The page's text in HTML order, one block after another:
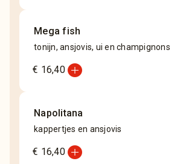
Mega fish
tonijn, ansjovis, ui en champignons
€ 16,40add_circle
Napolitana
kappertjes en ansjovis
€ 16,40add_circle